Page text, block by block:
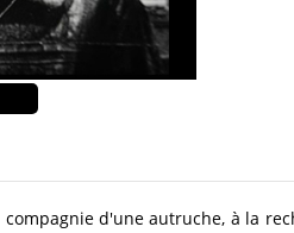
compagnie d'une autruche, à la